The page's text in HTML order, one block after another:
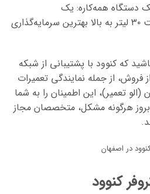
دستگاه همه‌کاره: یک
مدل کنوکشن با ظرفیت ۳۰ لیتر به بالا بهترین سرمایه‌گذاری
که کنوود با پشتیبانی از شبکه
از جمله نمایندگی تعمیرات
(الو تعمیر)، این اطمینان را به شما
هرگونه مشکل، متخصصان مجاز
کنوود